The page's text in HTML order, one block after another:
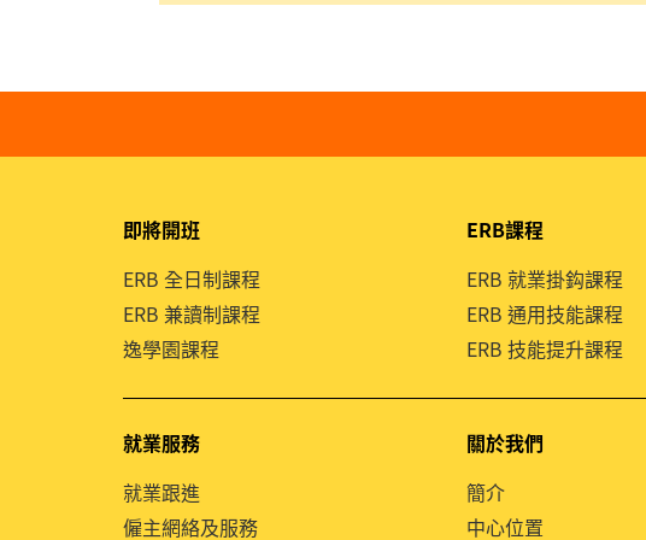
即將開班
ERB 全日制課程
ERB 兼讀制課程
逸學園課程
ERB課程
ERB 就業掛鈎課程
ERB 通用技能課程
ERB 技能提升課程
就業服務
就業跟進
僱主網絡及服務
關於我們
簡介
中心位置